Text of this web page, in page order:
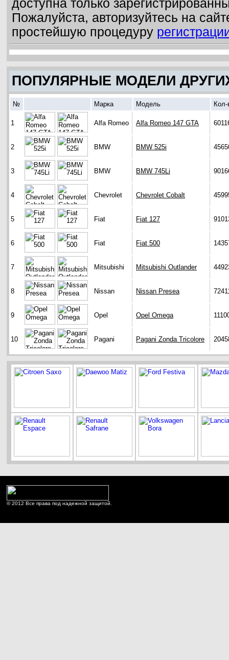
доступна только
Пожалуйста, авторизуйтесь на
простейшую процедуру
ПОПУЛЯРНЫЕ МОДЕЛИ
№ Марка Модель
1 Alfa Romeo Alfa Romeo 147 GTA
2 BMW BMW 525i
3 BMW BMW 745Li
4 Chevrolet Chevrolet Cobalt
5 Fiat Fiat 127
6 Fiat Fiat 500
7 Mitsubishi Mitsubishi Outlander
8 Nissan Nissan Presea
9 Opel Opel Omega
10 Pagani Pagani Zonda Tricolore
© 2012 Все права под надежной защитой.